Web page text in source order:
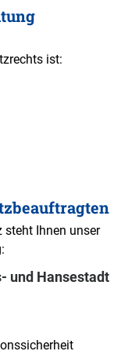
ist:
steht Ihnen unser
und Hansestadt